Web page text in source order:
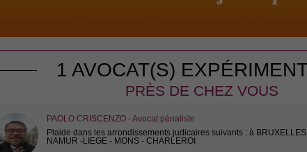
1 AVOCAT(S)
PRÈS DE CHEZ VOUS
PAOLO CRISCENZO - Avocat pénaliste
Plaide dans les arrondissements judicaires suivants : à
NAMUR -LIEGE - MONS - CHARLEROI